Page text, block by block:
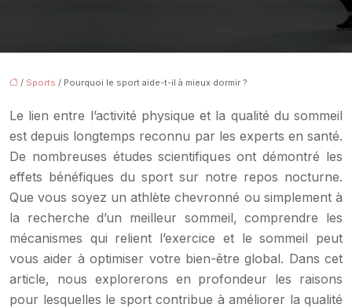
/ Sports / Pourquoi le sport aide-t-il à mieux dormir ?
Le lien entre l’activité physique et la qualité du sommeil
est depuis longtemps reconnu par les experts en santé.
De nombreuses études scientifiques ont démontré les
effets bénéfiques du sport sur notre repos nocturne.
Que vous soyez un athlète chevronné ou simplement à
la recherche d’un meilleur sommeil, comprendre les
mécanismes qui relient l’exercice et le sommeil peut
vous aider à optimiser votre bien-être global. Dans cet
article, nous explorerons en profondeur les raisons
pour lesquelles le sport contribue à améliorer la qualité